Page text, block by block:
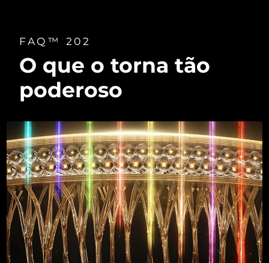
FAQ™ 202
O que o torna tão
poderoso